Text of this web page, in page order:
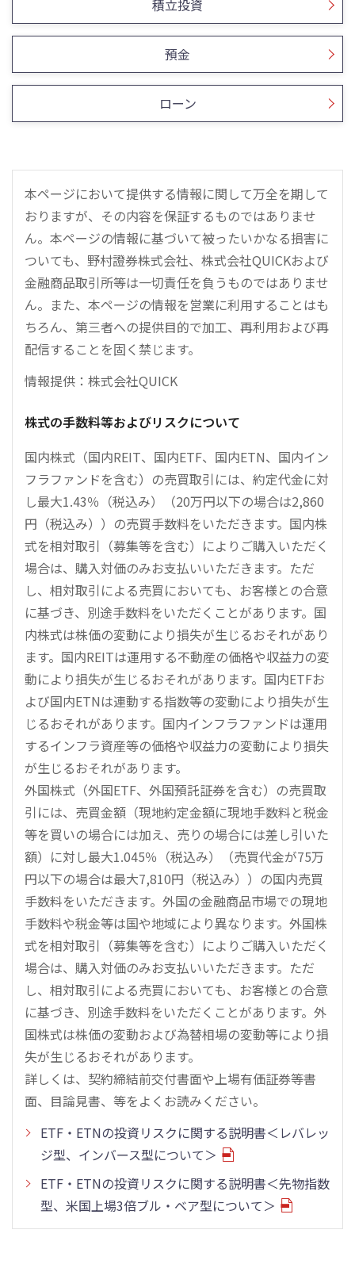
積立投資
預金
ローン
本ページにおいて提供する情報に関して万全を期して
おりますが、その内容を保証するものではありませ
ん。本ページの情報に基づいて被ったいかなる損害に
ついても、野村證券株式会社、株式会社QUICKおよび
金融商品取引所等は一切責任を負うものではありませ
ん。また、本ページの情報を営業に利用することはも
ちろん、第三者への提供目的で加工、再利用および再
配信することを固く禁じます。
情報提供：株式会社QUICK
株式の手数料等およびリスクについて
国内株式（国内REIT、国内ETF、国内ETN、国内イン
フラファンドを含む）の売買取引には、約定代金に対
し最大1.43％（税込み）（20万円以下の場合は2,860
円（税込み））の売買手数料をいただきます。国内株
式を相対取引（募集等を含む）によりご購入いただく
場合は、購入対価のみお支払いいただきます。ただ
し、相対取引による売買においても、お客様との合意
に基づき、別途手数料をいただくことがあります。国
内株式は株価の変動により損失が生じるおそれがあり
ます。国内REITは運用する不動産の価格や収益力の変
動により損失が生じるおそれがあります。国内ETFお
よび国内ETNは連動する指数等の変動により損失が生
じるおそれがあります。国内インフラファンドは運用
するインフラ資産等の価格や収益力の変動により損失
が生じるおそれがあります。
外国株式（外国ETF、外国預託証券を含む）の売買取
引には、売買金額（現地約定金額に現地手数料と税金
等を買いの場合には加え、売りの場合には差し引いた
額）に対し最大1.045％（税込み）（売買代金が75万
円以下の場合は最大7,810円（税込み））の国内売買
手数料をいただきます。外国の金融商品市場での現地
手数料や税金等は国や地域により異なります。外国株
式を相対取引（募集等を含む）によりご購入いただく
場合は、購入対価のみお支払いいただきます。ただ
し、相対取引による売買においても、お客様との合意
に基づき、別途手数料をいただくことがあります。外
国株式は株価の変動および為替相場の変動等により損
失が生じるおそれがあります。
詳しくは、契約締結前交付書面や上場有価証券等書
面、目論見書、等をよくお読みください。
ETF・ETNの投資リスクに関する説明書＜レバレッ
ジ型、インバース型について＞
ETF・ETNの投資リスクに関する説明書＜先物指数
型、米国上場3倍ブル・ベア型について＞